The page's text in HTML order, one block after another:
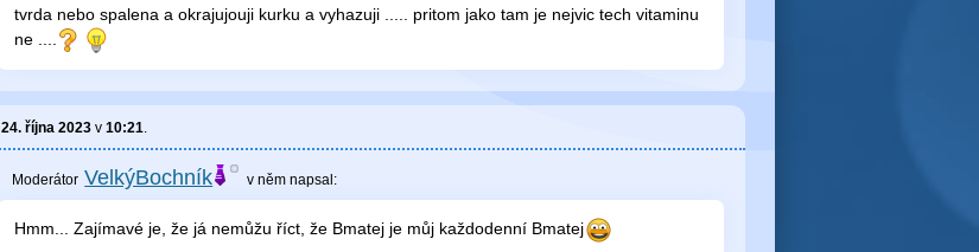
tvrda nebo spalena a okrajujouji kurku a vyhazuji ..... pritom jako tam je nejvic tech vitaminu
ne ....
24. října 2023 v 10:21.
VelkýBochník v němnapsal:
Hmm... Zajímavé je, že já nemůžu říct, že Bmatej je můj každodenní Bmatej